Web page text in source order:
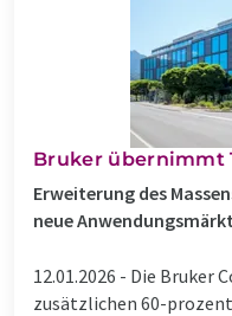
Bruker übernimmt
Erweiterung des
neue
12.01.2026 - Die Bruker
zusätzlichen 60-